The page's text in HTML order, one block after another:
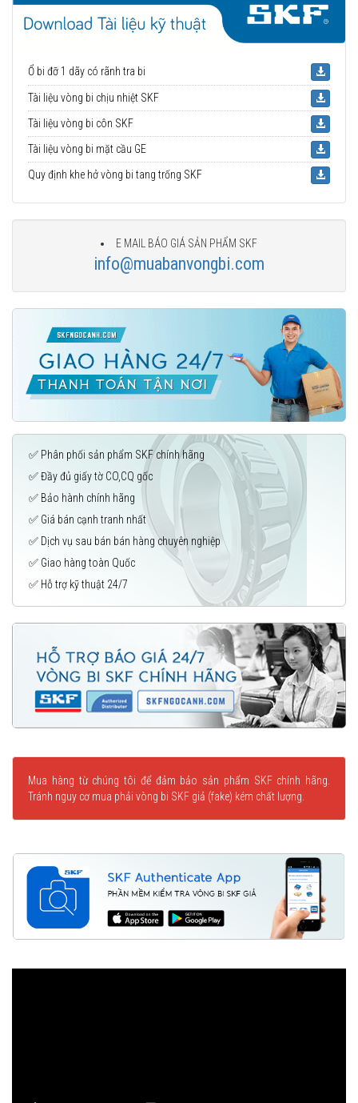
Ổ bi đỡ 1 dãy có rãnh tra bi
Tài liệu vòng bi chịu nhiệt SKF
Tài liệu vòng bi côn SKF
Tài liệu vòng bi mặt cầu GE
Quy định khe hở vòng bi tang trống SKF
E MAIL BÁO GIÁ SẢN PHẨM SKF
info@muabanvongbi.com
✅ Phân phối sản phẩm SKF chính hãng
✅ Đầy đủ giấy tờ CO,CQ gốc
✅ Bảo hành chính hãng
✅ Giá bán cạnh tranh nhất
✅ Dịch vụ sau bán bán hàng chuyên nghiệp
✅ Giao hàng toàn Quốc
✅ Hỗ trợ kỹ thuật 24/7
Mua hàng từ chúng tôi để đảm bảo sản phẩm SKF chính hãng.
Tránh nguy cơ mua phải vòng bi SKF giả (fake) kém chất lượng.